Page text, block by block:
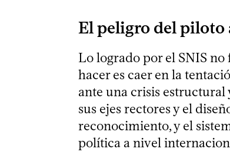
El peligro del
Lo logrado por el SNIS no
hacer es caer en la
ante una crisis estructural
sus ejes rectores y el
reconocimiento, y el
política a nivel